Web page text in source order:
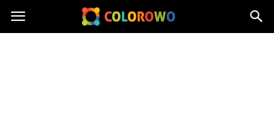
Colorowo.pl